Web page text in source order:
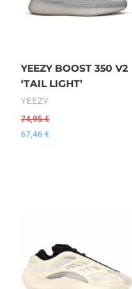
YEEZY BOOST 350 V2
‘TAIL LIGHT’
YEEZY
74,95€
67,46 €